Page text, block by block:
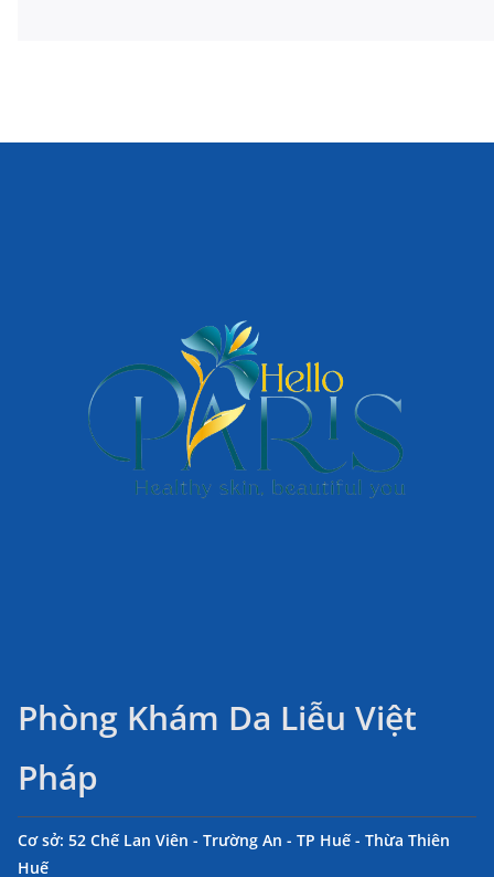
Phòng Khám Da Liễu Việt
Pháp
Cơ sở: 52 Chế Lan Viên - Trường An - TP Huế - Thừa Thiên
Huế